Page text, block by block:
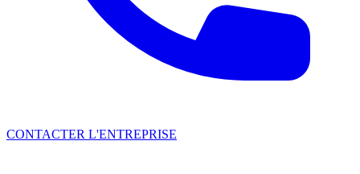
CONTACTER L'ENTREPRISE